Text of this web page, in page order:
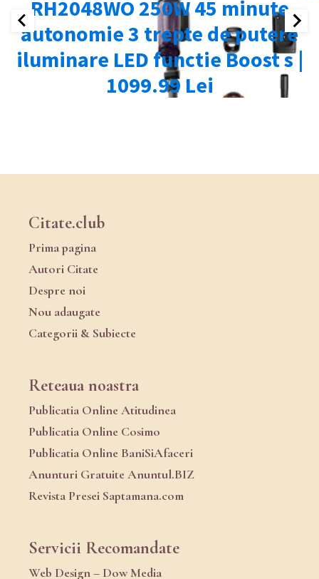
Citate.club
Prima pagina
Autori Citate
Despre noi
Nou adaugate
Categorii & Subiecte
Reteaua noastra
Publicatia Online Atitudinea
Publicatia Online Cosimo
Publicatia Online BaniSiAfaceri
Anunturi Gratuite Anuntul.BIZ
Revista Presei Saptamana.com
Servicii Recomandate
Web Design – Dow Media